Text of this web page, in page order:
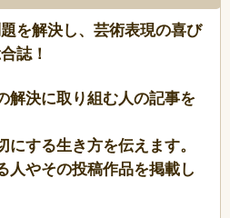
を解決し、芸術表現の喜び
誌！
解決に取り組む人の記事を
する生き方を伝えます。
人やその投稿作品を掲載し